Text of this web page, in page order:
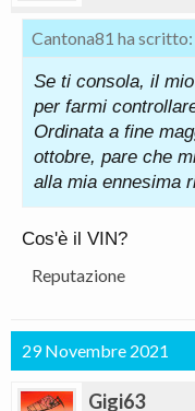
Cantona81 ha scritto:
Se ti consola, il
per farmi
Ordinata a fine
ottobre, pare che
alla mia ennesima
Cos'è il VIN?
Reputazione
29 Novembre 2021
Gigi63